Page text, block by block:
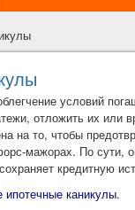
условий
отложить их или
на то, чтобы
мажорах. По сути,
кредитную
ипотечные каникулы.